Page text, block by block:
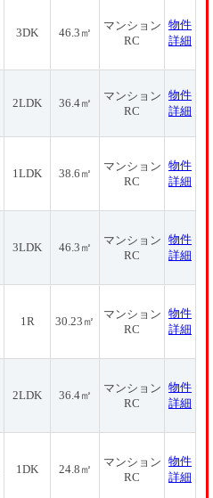
3DK 46.3㎡
マンション
RC
物件
詳細
2LDK 36.4㎡
マンション
RC
物件
詳細
1LDK 38.6㎡
マンション
RC
物件
詳細
3LDK 46.3㎡
マンション
RC
物件
詳細
1R 30.23㎡
マンション
RC
物件
詳細
2LDK 36.4㎡
マンション
RC
物件
詳細
1DK 24.8㎡
マンション
RC
物件
詳細